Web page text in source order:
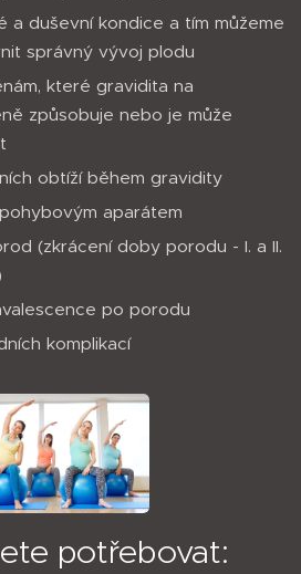
a duševní kondice a tím můžeme
správný vývoj plodu
které gravidita na
způsobuje nebo je může
obtíží během gravidity
aparátem
(zkrácení doby porodu - I. a II.
po porodu
komplikací
potřebovat: